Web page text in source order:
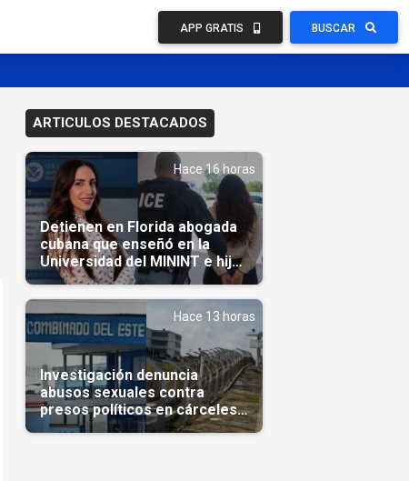
APP GRATIS BUSCAR
ARTICULOS DESTACADOS
Hace 16 horas
Detienen en Florida abogada
cubana que enseñó en la
Universidad del MININT e hija
de diplomático cubano
Hace 13 horas
Investigación denuncia
abusos sexuales contra
presos políticos en cárceles
cubanas